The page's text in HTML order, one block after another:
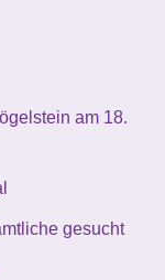
am 18.
gesucht